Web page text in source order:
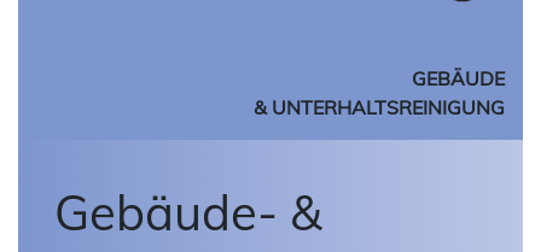
GEBÄUDE
& UNTERHALTSREINIGUNG
Gebäude- &